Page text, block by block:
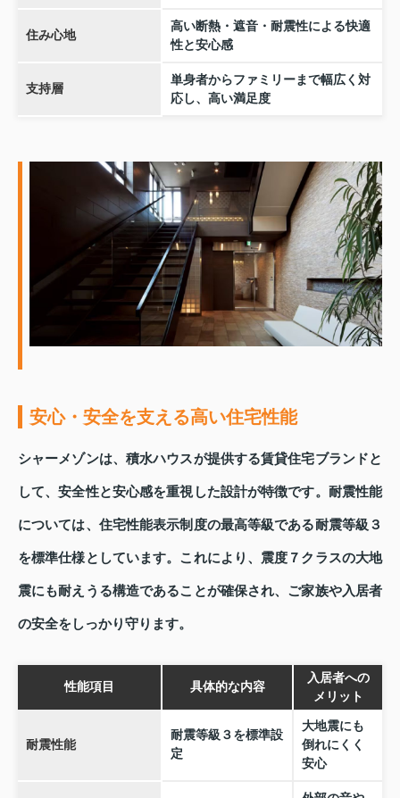
住み心地
高い断熱・遮音・耐震性による快適
性と安心感
支持層
単身者からファミリーまで幅広く対
応し、高い満足度
安心・安全を支える高い住宅性能
シャーメゾンは、積水ハウスが提供する賃貸住宅ブランドと
して、安全性と安心感を重視した設計が特徴です。耐震性能
については、住宅性能表示制度の最高等級である耐震等級３
を標準仕様としています。これにより、震度７クラスの大地
震にも耐えうる構造であることが確保され、ご家族や入居者
の安全をしっかり守ります。
性能項目 具体的な内容
入居者への
メリット
耐震性能
耐震等級３を標準設
定
大地震にも
倒れにくく
安心